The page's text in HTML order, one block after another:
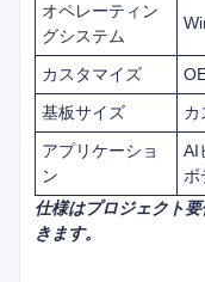
オペレーティン
グシステム
カスタマイズ
基板サイズ
カ
アプリケーショ
ン
AI
ボ
仕様はプロジェクト
きます。